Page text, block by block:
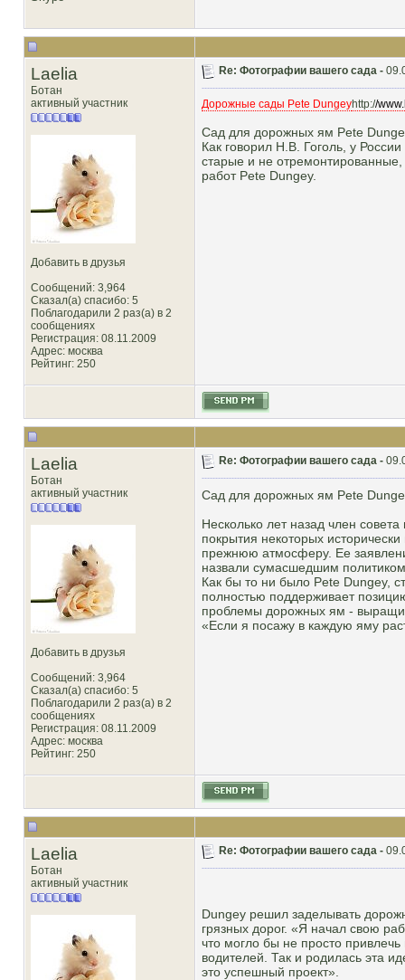
Laelia
Ботан
активный участник
Добавить в друзья
Сообщений: 3,964
Сказал(а) спасибо: 5
Поблагодарили 2 раз(а) в 2
сообщениях
Регистрация: 08.11.2009
Адрес: москва
Рейтинг: 250
Re: Фотографии вашего сада -
Дорожные сады Pete Dungeyhttp://
Сад для дорожных ям Pete
Как говорил Н.В. Гоголь, у
старые и не
работ Pete Dungey.
Laelia
Ботан
активный участник
Добавить в друзья
Сообщений: 3,964
Сказал(а) спасибо: 5
Поблагодарили 2 раз(а) в 2
сообщениях
Регистрация: 08.11.2009
Адрес: москва
Рейтинг: 250
Re: Фотографии вашего сада -
Сад для дорожных ям Pete
Несколько лет назад член
покрытия некоторых
прежнюю атмосферу. Ее
назвали сумасшедшим
Как бы то ни было Pete Dungey,
полностью поддерживает
проблемы дорожных ям -
«Если я посажу в каждую яму
Laelia
Ботан
активный участник
Re: Фотографии вашего сада -
Dungey решил заделывать
грязных дорог. «Я начал свою
что могло бы не просто привлечь
водителей. Так и родилась эта
это успешный проект».